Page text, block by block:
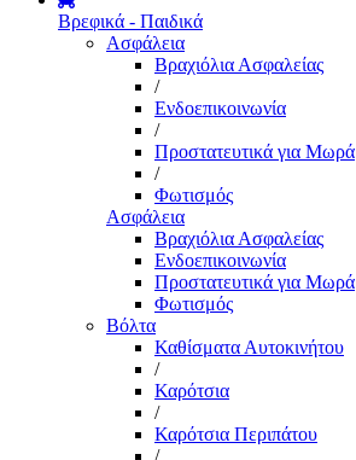
Βρεφικά - Παιδικά
Ασφάλεια
Βραχιόλια Ασφαλείας
/
Ενδοεπικοινωνία
/
Προστατευτικά για Μωρά
/
Φωτισμός
Ασφάλεια
Βραχιόλια Ασφαλείας
Ενδοεπικοινωνία
Προστατευτικά για Μωρά
Φωτισμός
Βόλτα
Καθίσματα Αυτοκινήτου
/
Καρότσια
/
Καρότσια Περιπάτου
/